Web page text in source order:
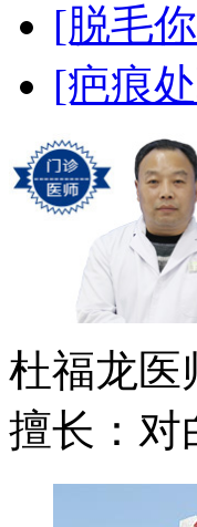
[脱毛
[疤痕
杜福龙医
擅长：对